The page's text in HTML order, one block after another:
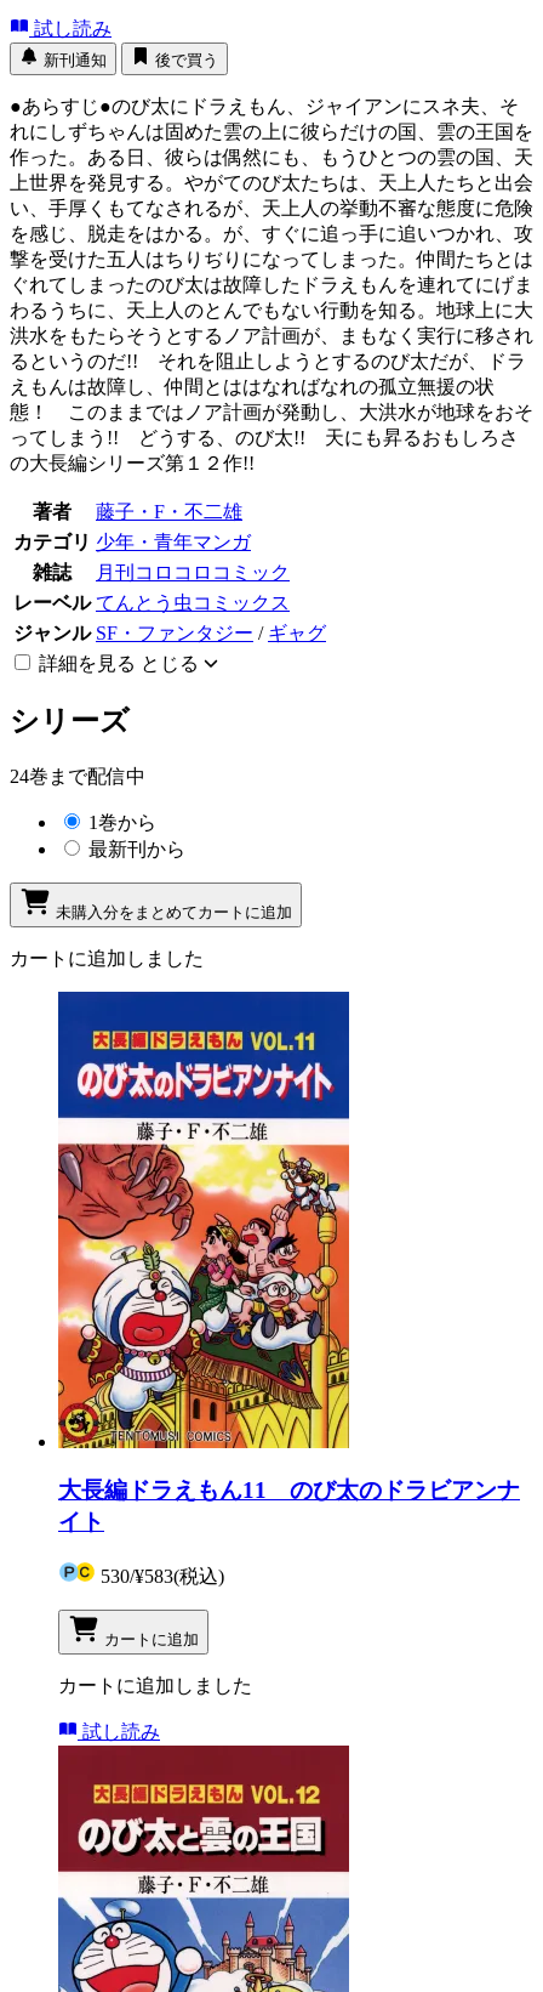
試し読み
新刊通知 後で買う
●あらすじ●のび太にドラえもん、ジャイアンにスネ夫、そ
れにしずちゃんは固めた雲の上に彼らだけの国、雲の王国を
作った。ある日、彼らは偶然にも、もうひとつの雲の国、天
上世界を発見する。やがてのび太たちは、天上人たちと出会
い、手厚くもてなされるが、天上人の挙動不審な態度に危険
を感じ、脱走をはかる。が、すぐに追っ手に追いつかれ、攻
撃を受けた五人はちりぢりになってしまった。仲間たちとは
ぐれてしまったのび太は故障したドラえもんを連れてにげま
わるうちに、天上人のとんでもない行動を知る。地球上に大
洪水をもたらそうとするノア計画が、まもなく実行に移され
るというのだ!! それを阻止しようとするのび太だが、ドラ
えもんは故障し、仲間とははなればなれの孤立無援の状
態！ このままではノア計画が発動し、大洪水が地球をおそ
ってしまう!! どうする、のび太!! 天にも昇るおもしろさ
の大長編シリーズ第１２作!!
著者
藤子・F・不二雄
カテゴリ 少年・青年マンガ
雑誌
月刊コロコロコミック
レーベル てんとう虫コミックス
ジャンル SF・ファンタジー / ギャグ
詳細を見る とじる
シリーズ
24巻まで配信中
1巻から
最新刊から
未購入分をまとめてカートに追加
カートに追加しました
大長編ドラえもん11 のび太のドラビアンナ
イト
530/¥583(税込)
カートに追加
カートに追加しました
試し読み